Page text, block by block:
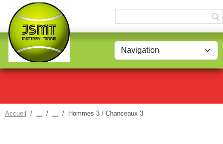
Accueil Hommes 3 / Chanceaux 3
Panneau de gestion des cookies